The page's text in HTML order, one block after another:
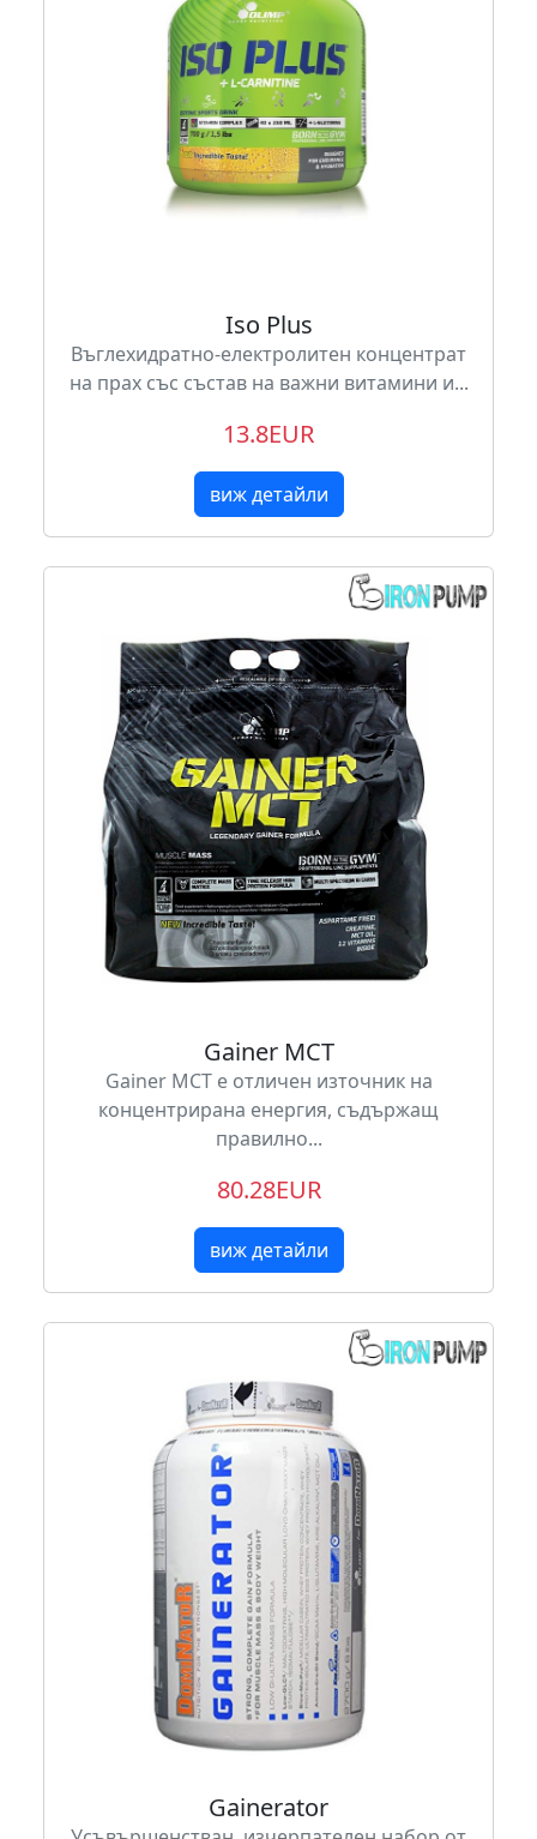
Iso Plus
Въглехидратно-електролитен концентрат
на прах със състав на важни витамини и...
13.8EUR
виж детайли
Gainer MCT
Gainer MCT е отличен източник на
концентрирана енергия, съдържащ
правилно...
80.28EUR
виж детайли
Gainerator